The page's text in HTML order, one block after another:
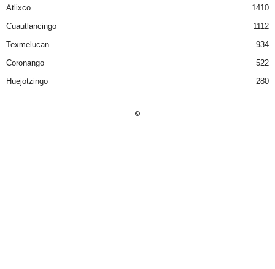
Atlixco
1410
Cuautlancingo
1112
Texmelucan
934
Coronango
522
Huejotzingo
280
©